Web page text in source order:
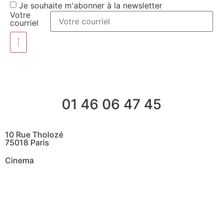
Je souhaite m'abonner à la newsletter
Votre
courriel
01 46 06 47 45
10 Rue Tholozé
75018 Paris
Cinema